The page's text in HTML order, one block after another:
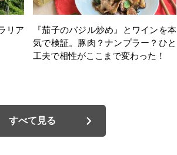
リア
『茄子のバジル炒め』とワインを本
気で検証。豚肉？ナンプラー？ひと
工夫で相性がここまで変わった！
すべて見る